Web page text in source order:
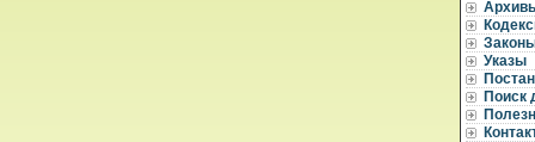
Указы
Поиск